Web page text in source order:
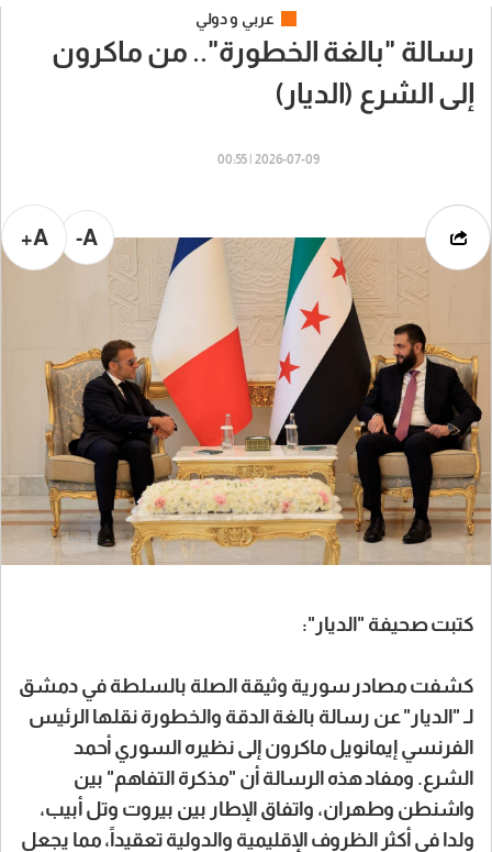
عربي و دولي
رسالة "بالغة الخطورة".. من ماكرون
إلى الشرع (الديار)
2026-07-09 | 00:55
A-
A+
كتبت صحيفة "الديار":
كشفت مصادر سورية وثيقة الصلة بالسلطة في دمشق
لـ "الديار" عن رسالة بالغة الدقة والخطورة نقلها الرئيس
الفرنسي إيمانويل ماكرون إلى نظيره السوري أحمد
الشرع. ومفاد هذه الرسالة أن "مذكرة التفاهم" بين
واشنطن وطهران، واتفاق الإطار بين بيروت وتل أبيب،
ولدا في أكثر الظروف الإقليمية والدولية تعقيداً، مما يجعل